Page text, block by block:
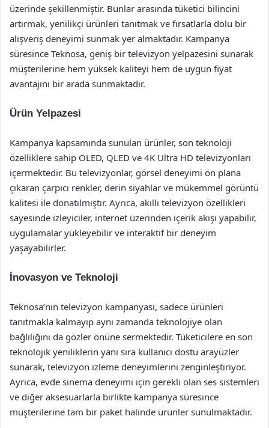
üzerinde şekillenmiştir. Bunlar arasında tüketici bilincini
artırmak, yenilikçi ürünleri tanıtmak ve fırsatlarla dolu bir
alışveriş deneyimi sunmak yer almaktadır. Kampanya
süresince Teknosa, geniş bir televizyon yelpazesini sunarak
müşterilerine hem yüksek kaliteyi hem de uygun fiyat
avantajını bir arada sunmaktadır.
Ürün Yelpazesi
Kampanya kapsamında sunulan ürünler, son teknoloji
özelliklere sahip OLED, QLED ve 4K Ultra HD televizyonları
içermektedir. Bu televizyonlar, görsel deneyimi ön plana
çıkaran çarpıcı renkler, derin siyahlar ve mükemmel görüntü
kalitesi ile donatılmıştır. Ayrıca, akıllı televizyon özellikleri
sayesinde izleyiciler, internet üzerinden içerik akışı yapabilir,
uygulamalar yükleyebilir ve interaktif bir deneyim
yaşayabilirler.
İnovasyon ve Teknoloji
Teknosa’nın televizyon kampanyası, sadece ürünleri
tanıtmakla kalmayıp aynı zamanda teknolojiye olan
bağlılığını da gözler önüne sermektedir. Tüketicilere en son
teknolojik yeniliklerin yanı sıra kullanıcı dostu arayüzler
sunarak, televizyon izleme deneyimlerini zenginleştiriyor.
Ayrıca, evde sinema deneyimi için gerekli olan ses sistemleri
ve diğer aksesuarlarla birlikte kampanya süresince
müşterilerine tam bir paket halinde ürünler sunulmaktadır.